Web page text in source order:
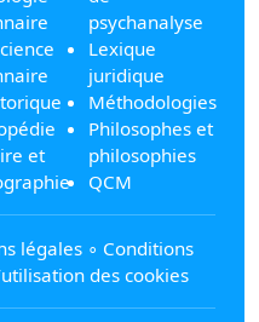
et
psychanalyse
Lexique
juridique
Méthodologies
Philosophes et
philosophies
QCM
légales ∘ Conditions
des cookies